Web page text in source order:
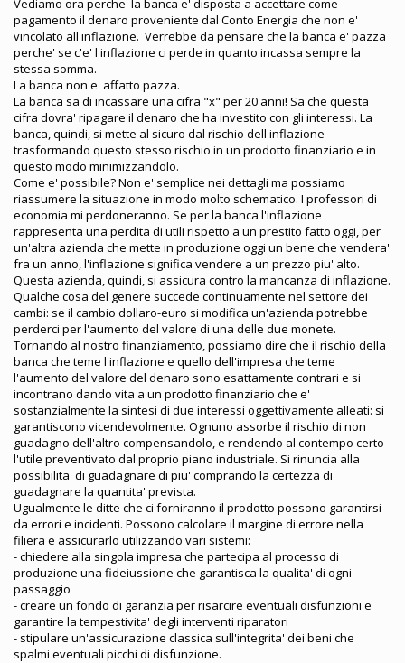
pagamento il denaro proveniente dal Conto Energia che non e'
vincolato all'inflazione. Verrebbe da pensare che la banca e' pazza
perche' se c'e' l'inflazione ci perde in quanto incassa sempre la
stessa somma.
La banca non e' affatto pazza.
La banca sa di incassare una cifra "x" per 20 anni! Sa che questa
cifra dovra' ripagare il denaro che ha investito con gli interessi. La
banca, quindi, si mette al sicuro dal rischio dell'inflazione
trasformando questo stesso rischio in un prodotto finanziario e in
questo modo minimizzandolo.
Come e' possibile? Non e' semplice nei dettagli ma possiamo
riassumere la situazione in modo molto schematico. I professori di
economia mi perdoneranno. Se per la banca l'inflazione
rappresenta una perdita di utili rispetto a un prestito fatto oggi, per
un'altra azienda che mette in produzione oggi un bene che vendera'
fra un anno, l'inflazione significa vendere a un prezzo piu' alto.
Questa azienda, quindi, si assicura contro la mancanza di inflazione.
Qualche cosa del genere succede continuamente nel settore dei
cambi: se il cambio dollaro-euro si modifica un'azienda potrebbe
perderci per l'aumento del valore di una delle due monete.
Tornando al nostro finanziamento, possiamo dire che il rischio della
banca che teme l'inflazione e quello dell'impresa che teme
l'aumento del valore del denaro sono esattamente contrari e si
incontrano dando vita a un prodotto finanziario che e'
sostanzialmente la sintesi di due interessi oggettivamente alleati: si
garantiscono vicendevolmente. Ognuno assorbe il rischio di non
guadagno dell'altro compensandolo, e rendendo al contempo certo
l'utile preventivato dal proprio piano industriale. Si rinuncia alla
possibilita' di guadagnare di piu' comprando la certezza di
guadagnare la quantita' prevista.
Ugualmente le ditte che ci forniranno il prodotto possono garantirsi
da errori e incidenti. Possono calcolare il margine di errore nella
filiera e assicurarlo utilizzando vari sistemi:
- chiedere alla singola impresa che partecipa al processo di
produzione una fideiussione che garantisca la qualita' di ogni
passaggio
- creare un fondo di garanzia per risarcire eventuali disfunzioni e
garantire la tempestivita' degli interventi riparatori
- stipulare un'assicurazione classica sull'integrita' dei beni che
spalmi eventuali picchi di disfunzione.